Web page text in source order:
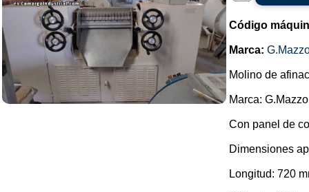
Código
Marca:
Molino de
Marca:
Con panel de
Dimensiones
Longitud: 720